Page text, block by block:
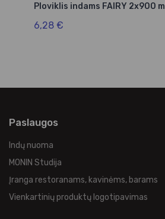
Ploviklis indams FAIRY 2x900 ml
6,28 €
Paslaugos
Indų nuoma
MONIN Studija
Įranga restoranams, kavinėms, barams
Vienkartinių produktų logotipavimas